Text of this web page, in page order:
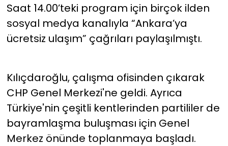
Saat 14.00’teki program için birçok ilden
sosyal medya kanalıyla “Ankara’ya
ücretsiz ulaşım” çağrıları paylaşılmıştı.
Kılıçdaroğlu, çalışma ofisinden çıkarak
CHP Genel Merkezi'ne geldi. Ayrıca
Türkiye'nin çeşitli kentlerinden partililer de
bayramlaşma buluşması için Genel
Merkez önünde toplanmaya başladı.